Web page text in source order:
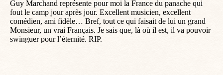
Guy Marchand représente pour moi la France du panache qui
fout le camp jour après jour. Excellent musicien, excellent
comédien, ami fidèle… Bref, tout ce qui faisait de lui un grand
Monsieur, un vrai Français. Je sais que, là où il est, il va pouvoir
swinguer pour l’éternité. RIP.